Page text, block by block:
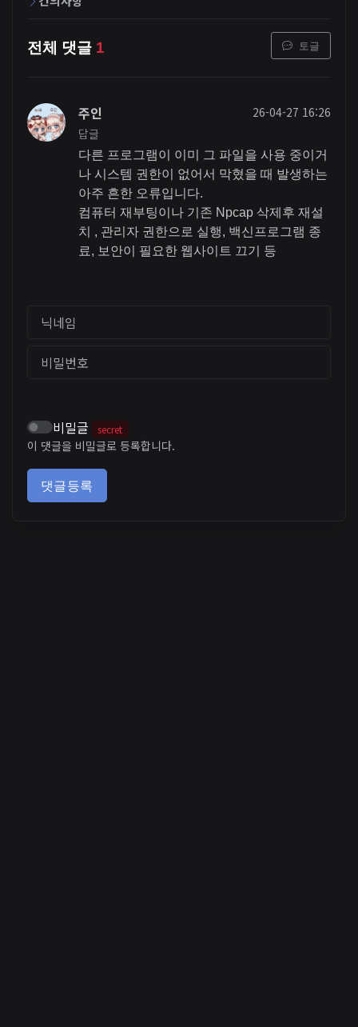
전체 댓글 1 토글
주인
26-04-27 16:26
답글
다른 프로그램이 이미 그 파일을 사용 중이거
나 시스템 권한이 없어서 막혔을 때 발생하는
아주 흔한 오류입니다.
컴퓨터 재부팅이나 기존 Npcap 삭제후 재설
치 , 관리자 권한으로 실행, 백신프로그램 종
료, 보안이 필요한 웹사이트 끄기 등
닉네임
비밀번호
비밀글 secret
이 댓글을 비밀글로 등록합니다.
댓글등록